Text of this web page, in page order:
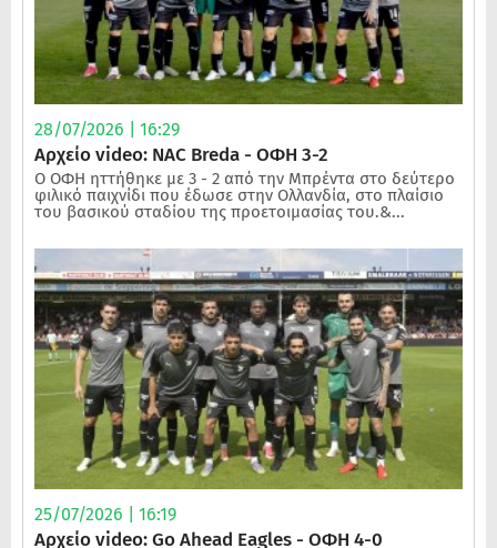
28/07/2026 | 16:29
Αρχείο video: NAC Breda - ΟΦΗ 3-2
Ο ΟΦΗ ηττήθηκε με 3 - 2 από την Μπρέντα στο δεύτερο
φιλικό παιχνίδι που έδωσε στην Ολλανδία, στο πλαίσιο
του βασικού σταδίου της προετοιμασίας του.&...
25/07/2026 | 16:19
Αρχείο video: Go Ahead Eagles - ΟΦΗ 4-0